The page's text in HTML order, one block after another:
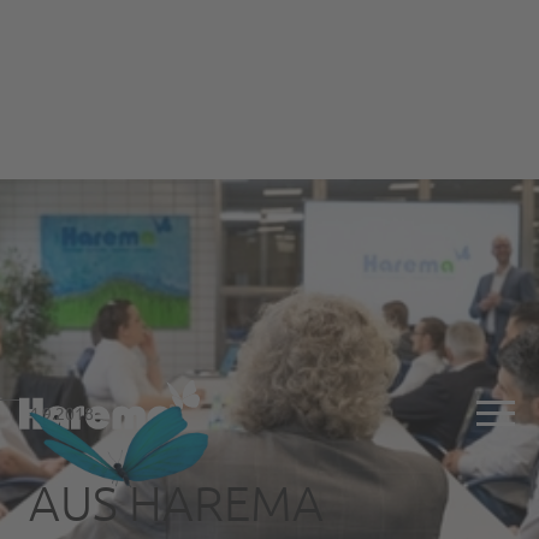
4.9.2018
AUS HAREMA